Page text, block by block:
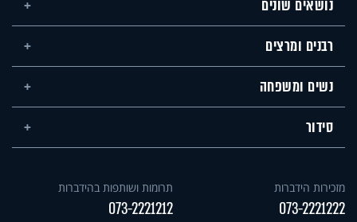
נושאים שונים
רבנים ומרצים
נשים ומשפחה
סידור
מזכירות הידברות
073-2221222
תרומות ושותפות בהידברות
073-2221212